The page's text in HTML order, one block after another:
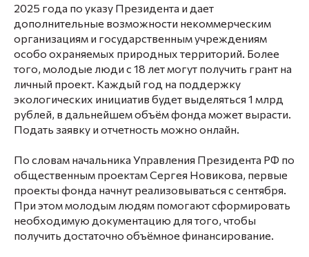
2025 года по указу Президента и дает
дополнительные возможности некоммерческим
организациям и государственным учреждениям
особо охраняемых природных территорий. Более
того, молодые люди с 18 лет могут получить грант на
личный проект. Каждый год на поддержку
экологических инициатив будет выделяться 1 млрд
рублей, в дальнейшем объём фонда может вырасти.
Подать заявку и отчетность можно онлайн.
По словам начальника Управления Президента РФ по
общественным проектамСергея Новикова, первые
проекты фонда начнут реализовываться с сентября.
При этом молодым людям помогают сформировать
необходимую документацию для того, чтобы
получить достаточно объёмное финансирование.